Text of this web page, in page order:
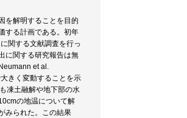
を解明することを目的
する計画である。初年
関する文献調査を行っ
に関する研究報告は無
et al.
きく変動することを示
凍土融解や地下部の水
の地温について解
みられた。この結果